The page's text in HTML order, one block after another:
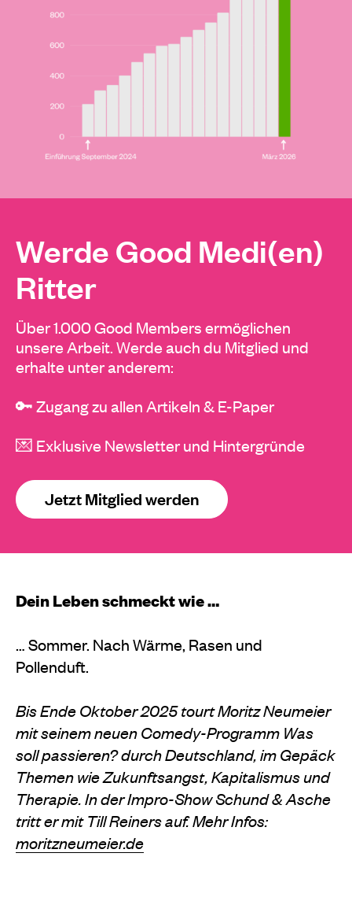
Werde Good Medi(en)
Ritter
Über 1.000 Good Members ermöglichen
unsere Arbeit. Werde auch du Mitglied und
erhalte unter anderem:
🔑 Zugang zu allen Artikeln & E-Paper
💌 Exklusive Newsletter und Hintergründe
Jetzt Mitglied werden
Dein Leben schmeckt wie …
… Sommer. Nach Wärme, Rasen und
Pollenduft.
Bis Ende Oktober 2025 tourt Moritz Neumeier
mit seinem neuen Comedy-Programm Was
soll passieren? durch Deutschland, im Gepäck
Themen wie Zukunftsangst, Kapitalismus und
Therapie. In der Impro-Show Schund & Asche
tritt er mit Till Reiners auf. Mehr Infos:
moritzneumeier.de